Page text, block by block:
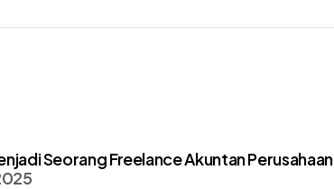
Seorang Freelance Akuntan Perusahaan